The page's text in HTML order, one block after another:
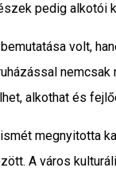
pedig alkotói
volt,
alkothat és
megnyitotta
A város